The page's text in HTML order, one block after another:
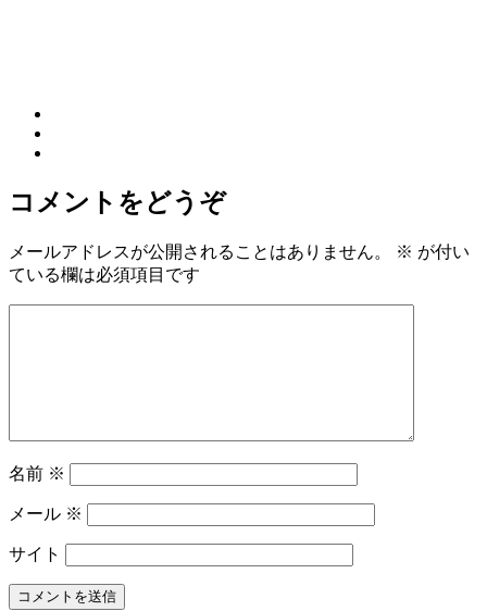
コメントをどうぞ
メールアドレスが公開されることはありません。 ※ が付い
ている欄は必須項目です
名前 ※
メール ※
サイト